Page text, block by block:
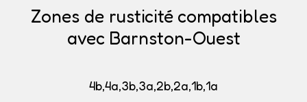
Zones de rusticité compatibles
avec Barnston-Ouest
4b,4a,3b,3a,2b,2a,1b,1a